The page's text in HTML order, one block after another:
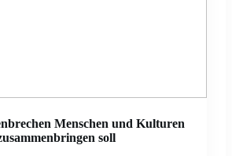
Menschen und Kulturen
soll